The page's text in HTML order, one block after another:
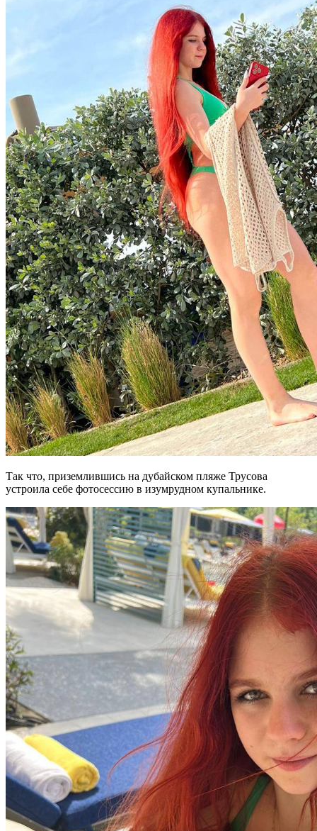
Так что, приземлившись на дубайском пляже Трусова
устроила себе фотосессию в изумрудном купальнике.